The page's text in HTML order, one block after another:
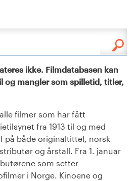
ikke. Filmdatabasen kan
og mangler som spilletid, titler,
filmer som har fått
fra 1913 til og med
på både originaltittel, norsk
og årstall. Fra 1. januar
som setter
i Norge. Kinoene og